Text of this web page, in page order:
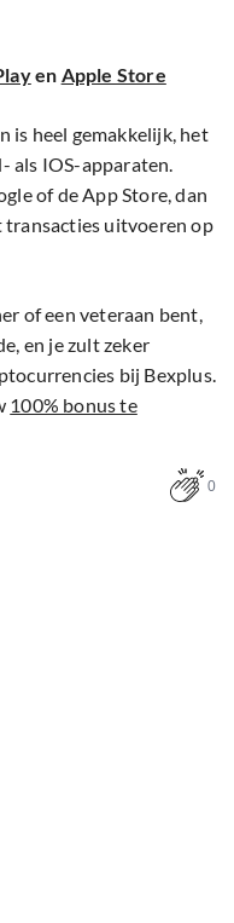
en Apple Store
is heel gemakkelijk, het
als IOS-apparaten.
of de App Store, dan
transacties uitvoeren op
of een veteraan bent,
en je zult zeker
bij Bexplus.
100% bonus te
0